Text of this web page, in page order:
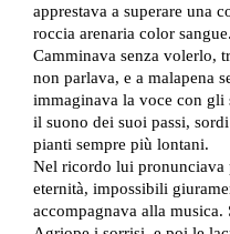
apprestava a superare una
roccia arenaria color sangue.
Camminava senza volerlo,
non parlava, e a malapena
immaginava la voce con gli
il suono dei suoi passi,
pianti sempre più lontani.
Nel ricordo lui pronunciava
eternità, impossibili
accompagnava alla musica.